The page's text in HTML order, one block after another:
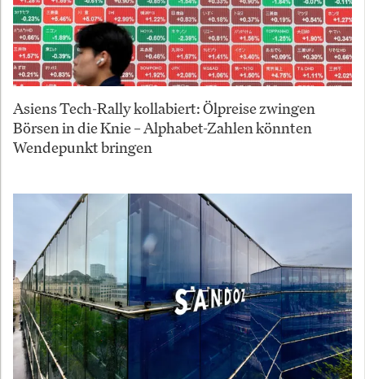
Asiens Tech-Rally kollabiert: Ölpreise zwingen
Börsen in die Knie – Alphabet-Zahlen könnten
Wendepunkt bringen